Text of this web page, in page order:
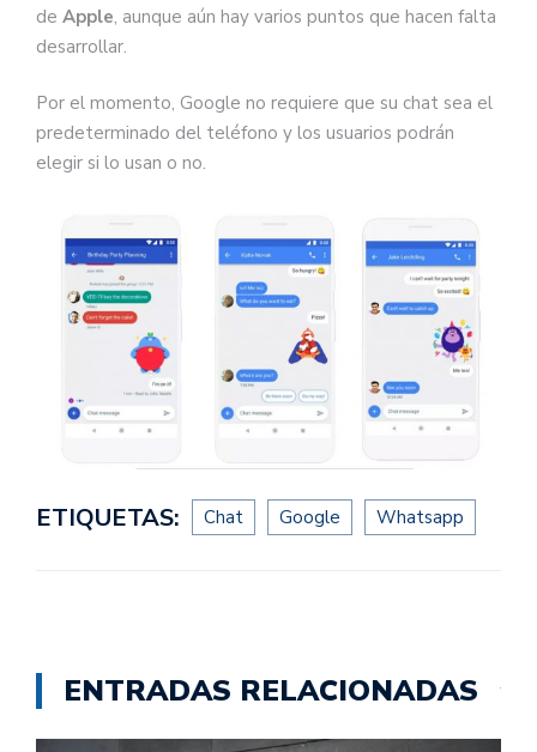
de Apple, aunque aún hay varios puntos que hacen falta
desarrollar.
Por el momento, Google no requiere que su chat sea el
predeterminado del teléfono y los usuarios podrán
elegir si lo usan o no.
ETIQUETAS: Chat Google Whatsapp
ENTRADAS RELACIONADAS